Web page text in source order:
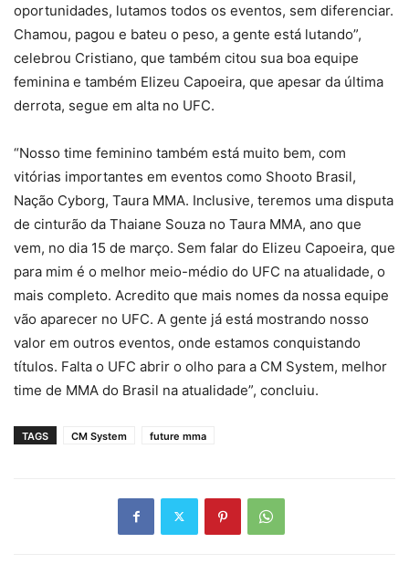
oportunidades, lutamos todos os eventos, sem diferenciar.
Chamou, pagou e bateu o peso, a gente está lutando”,
celebrou Cristiano, que também citou sua boa equipe
feminina e também Elizeu Capoeira, que apesar da última
derrota, segue em alta no UFC.
“Nosso time feminino também está muito bem, com
vitórias importantes em eventos como Shooto Brasil,
Nação Cyborg, Taura MMA. Inclusive, teremos uma disputa
de cinturão da Thaiane Souza no Taura MMA, ano que
vem, no dia 15 de março. Sem falar do Elizeu Capoeira, que
para mim é o melhor meio-médio do UFC na atualidade, o
mais completo. Acredito que mais nomes da nossa equipe
vão aparecer no UFC. A gente já está mostrando nosso
valor em outros eventos, onde estamos conquistando
títulos. Falta o UFC abrir o olho para a CM System, melhor
time de MMA do Brasil na atualidade”, concluiu.
TAGS CM System future mma